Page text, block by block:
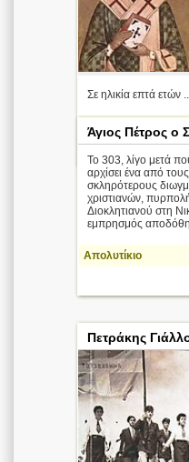
Σε ηλικία επτά ετών
Απολυτίκιο
Άγιος Πέτρος ο
Το 303, λίγο μετά
αρχίσει ένα από
σκληρότερους
χριστιανών,
Διοκλητιανού στη
εμπρησμός
Απολυτίκιο
Πετράκης